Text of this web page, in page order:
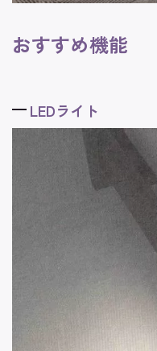
おすすめ機能
LEDライト